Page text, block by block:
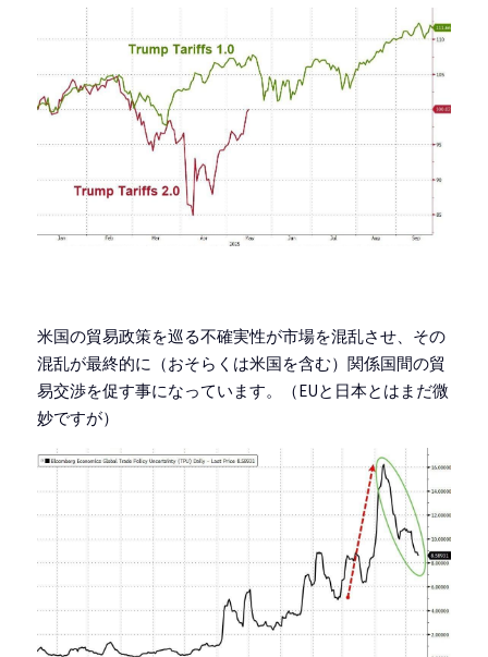
米国の貿易政策を巡る不確実性が市場を混乱させ、その
混乱が最終的に（おそらくは米国を含む）関係国間の貿
易交渉を促す事になっています。（EUと日本とはまだ微
妙ですが）